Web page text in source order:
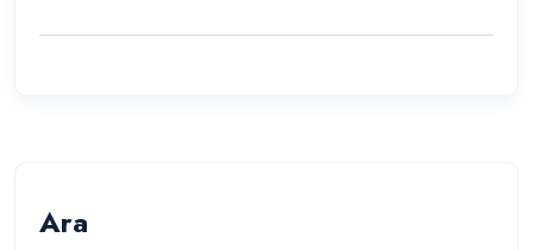
Ara